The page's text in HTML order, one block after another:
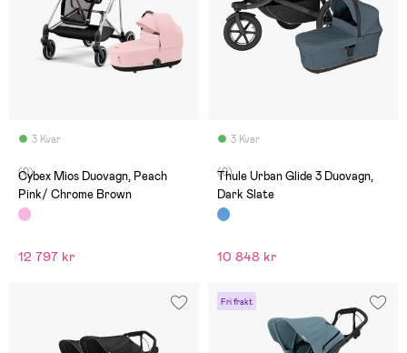
3 Kvar
(0)
Cybex Mios Duovagn, Peach
Pink/ Chrome Brown
12 797 kr
3 Kvar
(0)
Thule Urban Glide 3 Duovagn,
Dark Slate
10 848 kr
Fri frakt